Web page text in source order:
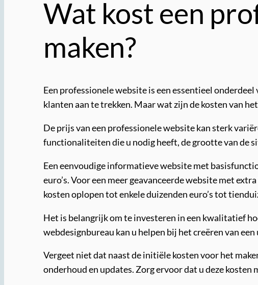
Wat kost een
maken?
Een professionele website is een essentieel
klanten aan te trekken. Maar wat zijn de kosten van
De prijs van een professionele website kan sterk
functionaliteiten die u nodig heeft, de grootte van de
Een eenvoudige informatieve website met
euro’s. Voor een meer geavanceerde website met
kosten oplopen tot enkele duizenden euro’s tot
Het is belangrijk om te investeren in een kwalitatief
webdesignbureau kan u helpen bij het creëren van
Vergeet niet dat naast de initiële kosten voor het
onderhoud en updates. Zorg ervoor dat u deze kosten